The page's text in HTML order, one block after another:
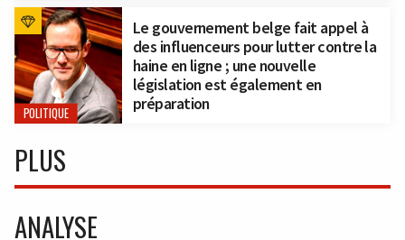
POLITIQUE
Le gouvernement belge fait appel à
des influenceurs pour lutter contre la
haine en ligne ; une nouvelle
législation est également en
préparation
PLUS
ANALYSE